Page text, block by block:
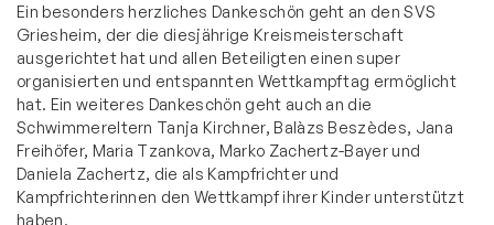
Ein besonders herzliches Dankeschön geht an den SVS
Griesheim, der die diesjährige Kreismeisterschaft
ausgerichtet hat und allen Beteiligten einen super
organisierten und entspannten Wettkampftag ermöglicht
hat. Ein weiteres Dankeschön geht auch an die
Schwimmereltern Tanja Kirchner, Balàzs Beszèdes, Jana
Freihöfer, Maria Tzankova, Marko Zachertz-Bayer und
Daniela Zachertz, die als Kampfrichter und
Kampfrichterinnen den Wettkampf ihrer Kinder unterstützt
haben.